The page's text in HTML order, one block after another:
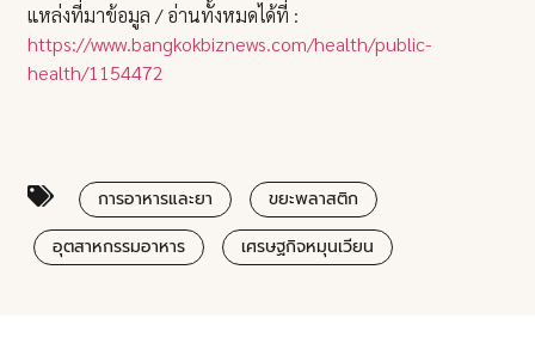
แหล่งที่มาข้อมูล / อ่านทั้งหมดได้ที่ :
https://www.bangkokbiznews.com/health/public-
health/1154472
การอาหารและยา
ขยะพลาสติก
อุตสาหกรรมอาหาร
เศรษฐกิจหมุนเวียน